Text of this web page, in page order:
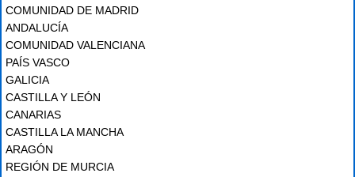
COMUNIDAD DE MADRID
ANDALUCÍA
COMUNIDAD VALENCIANA
PAÍS VASCO
GALICIA
CASTILLA Y LEÓN
CANARIAS
CASTILLA LA MANCHA
ARAGÓN
REGIÓN DE MURCIA